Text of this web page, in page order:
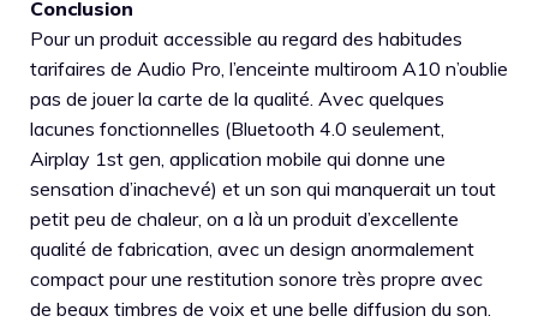
Conclusion
Pour un produit accessible au regard des habitudes
tarifaires de Audio Pro, l’enceinte multiroom A10 n’oublie
pas de jouer la carte de la qualité. Avec quelques
lacunes fonctionnelles (Bluetooth 4.0 seulement,
Airplay 1st gen, application mobile qui donne une
sensation d’inachevé) et un son qui manquerait un tout
petit peu de chaleur, on a là un produit d’excellente
qualité de fabrication, avec un design anormalement
compact pour une restitution sonore très propre avec
de beaux timbres de voix et une belle diffusion du son.